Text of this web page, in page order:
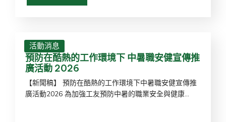
活動消息
預防在酷熱的工作環境下 中暑職安健宣傳推
廣活動 2026
【新聞稿】 預防在酷熱的工作環境下中暑職安健宣傳推
廣活動2026 為加強工友預防中暑的職業安全與健康...